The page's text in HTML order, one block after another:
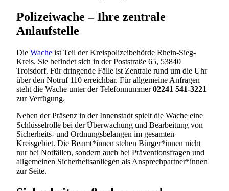
Polizeiwache – Ihre zentrale
Anlaufstelle
Die Wache ist Teil der Kreispolizeibehörde Rhein-Sieg-
Kreis. Sie befindet sich in der Poststraße 65, 53840
Troisdorf. Für dringende Fälle ist Zentrale rund um die Uhr
über den Notruf 110 erreichbar. Für allgemeine Anfragen
steht die Wache unter der Telefonnummer02241 541-3221
zur Verfügung.
Neben der Präsenz in der Innenstadt spielt die Wache eine
Schlüsselrolle bei der Überwachung und Bearbeitung von
Sicherheits- und Ordnungsbelangen im gesamten
Kreisgebiet. Die Beamt*innen stehen Bürger*innen nicht
nur bei Notfällen, sondern auch bei Präventionsfragen und
allgemeinen Sicherheitsanliegen als Ansprechpartner*innen
zur Seite.